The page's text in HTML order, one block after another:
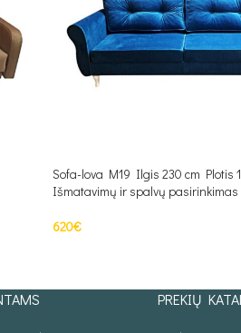
Sofa-lova M19 Ilgis 230 cm Plotis
Išmatavimų ir spalvų pasirinkimas
620€
PREKIŲ